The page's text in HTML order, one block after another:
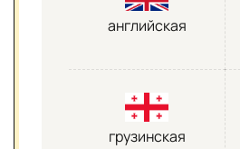
английская
грузинская